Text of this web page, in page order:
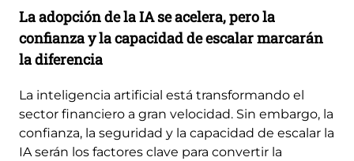
La adopción de la IA se acelera, pero la
confianza y la capacidad de escalar marcarán
la diferencia
La inteligencia artificial está transformando el
sector financiero a gran velocidad. Sin embargo, la
confianza, la seguridad y la capacidad de escalar la
IA serán los factores clave para convertir la